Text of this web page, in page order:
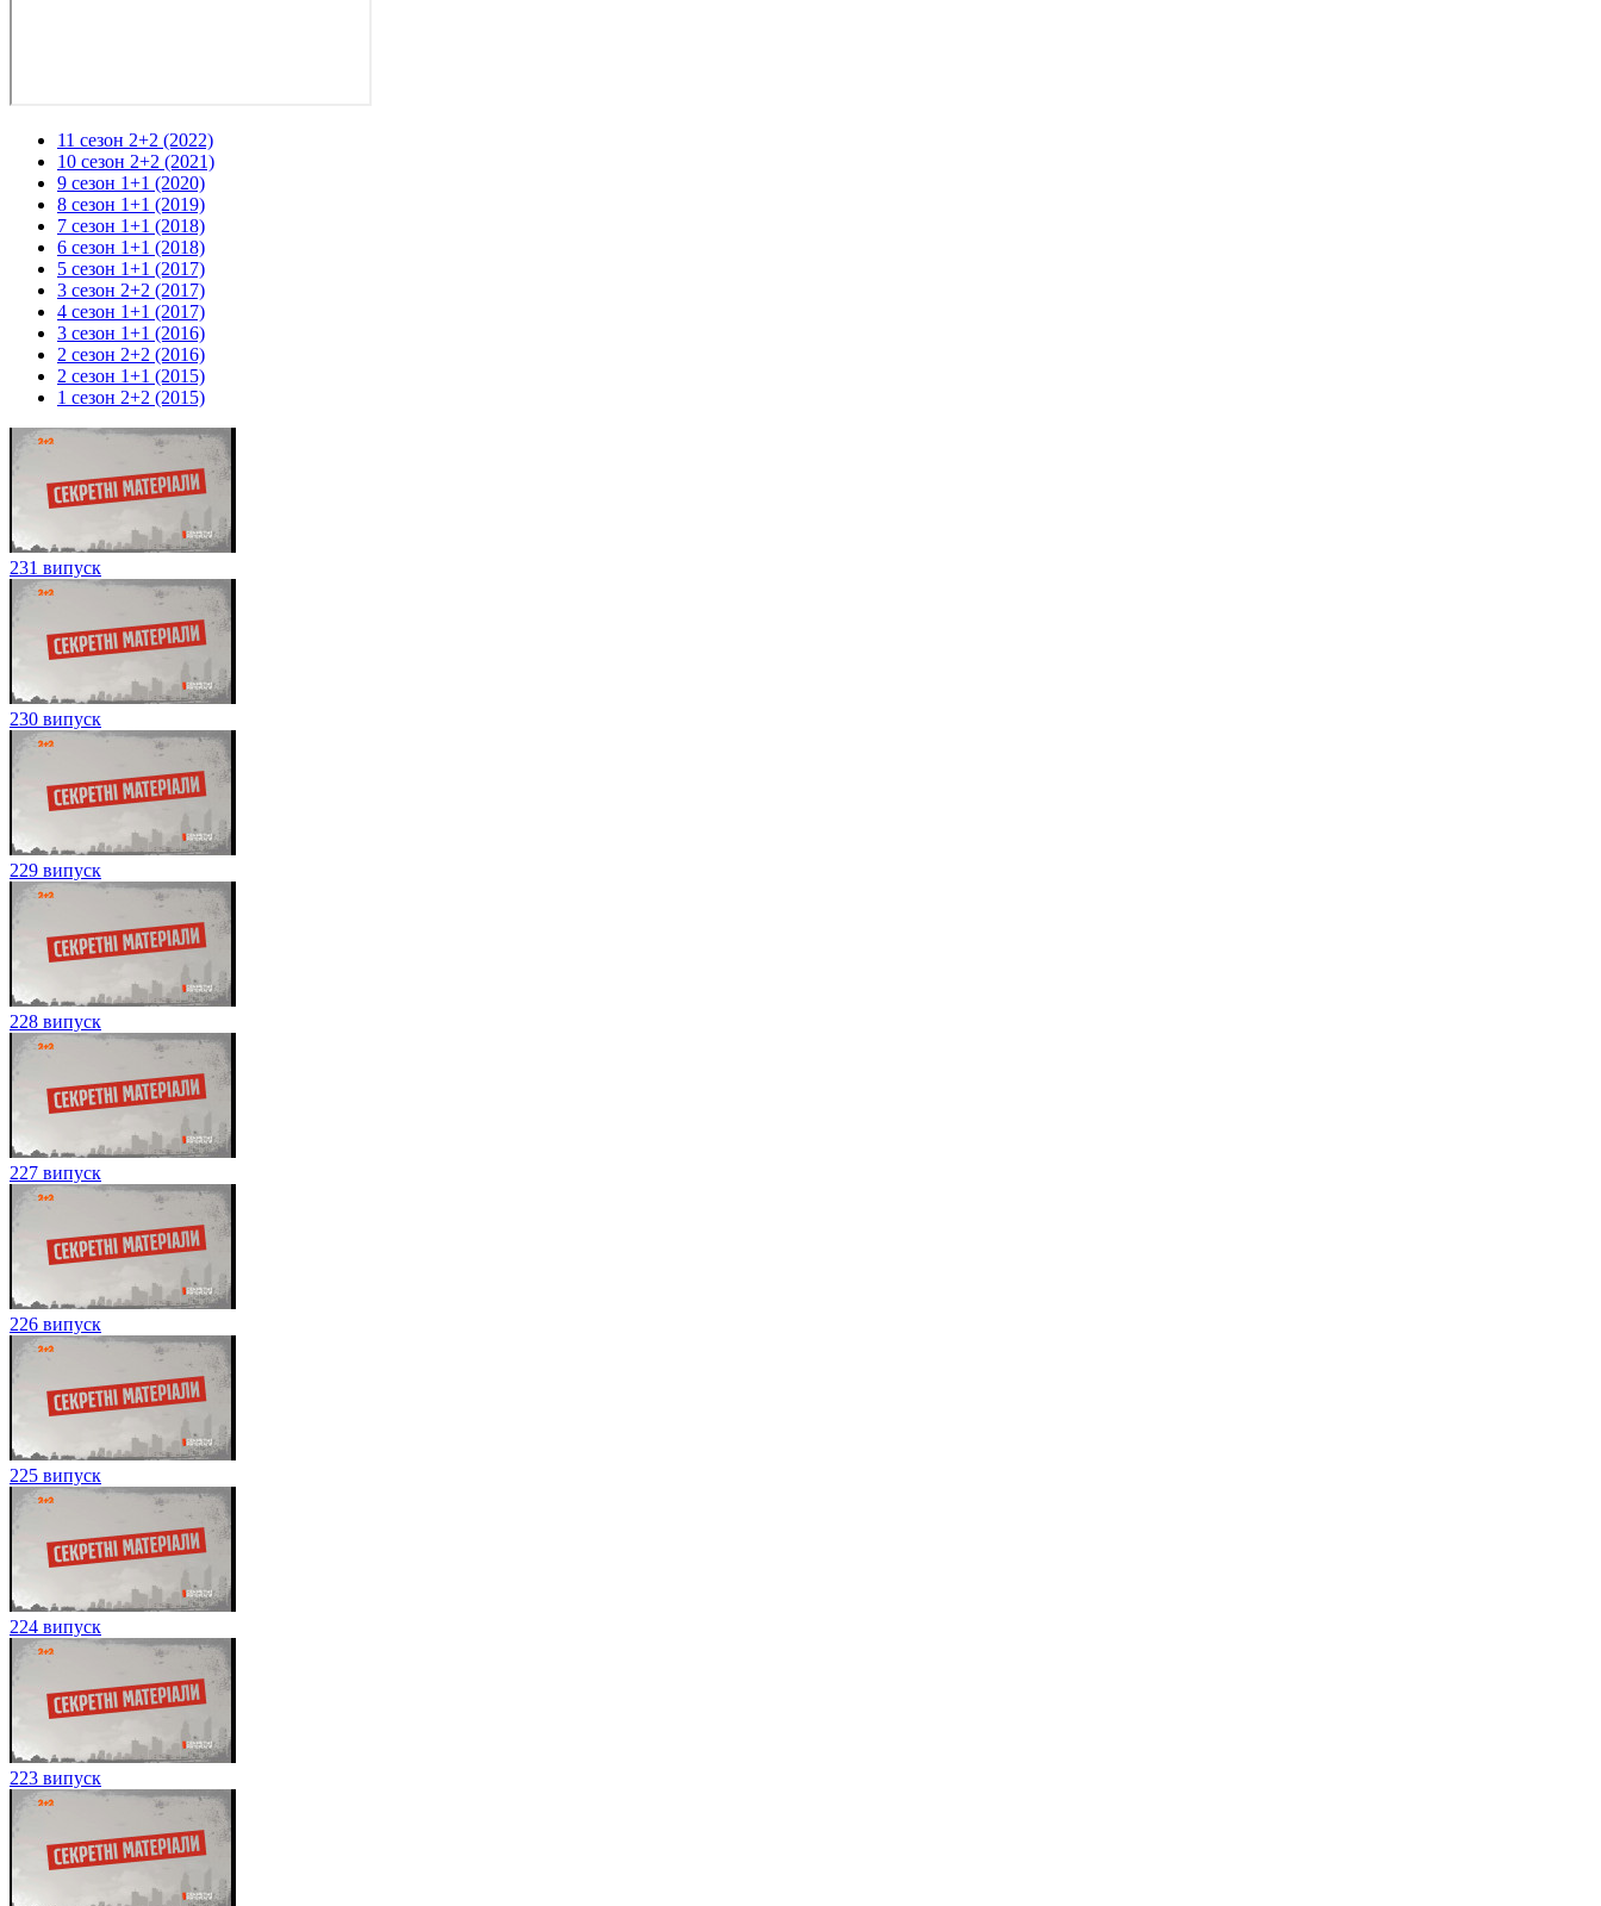
11 сезон 2+2 (2022)
10 сезон 2+2 (2021)
9 сезон 1+1 (2020)
8 сезон 1+1 (2019)
7 сезон 1+1 (2018)
6 сезон 1+1 (2018)
5 сезон 1+1 (2017)
3 сезон 2+2 (2017)
4 сезон 1+1 (2017)
3 сезон 1+1 (2016)
2 сезон 2+2 (2016)
2 сезон 1+1 (2015)
1 сезон 2+2 (2015)
231 випуск
230 випуск
229 випуск
228 випуск
227 випуск
226 випуск
225 випуск
224 випуск
223 випуск